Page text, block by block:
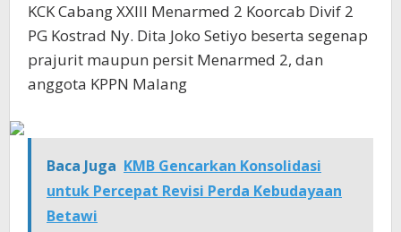
KCK Cabang XXIII Menarmed 2 Koorcab Divif 2
PG Kostrad Ny. Dita Joko Setiyo beserta segenap
prajurit maupun persit Menarmed 2, dan
anggota KPPN Malang
Baca Juga KMB Gencarkan Konsolidasi
untuk Percepat Revisi Perda Kebudayaan
Betawi